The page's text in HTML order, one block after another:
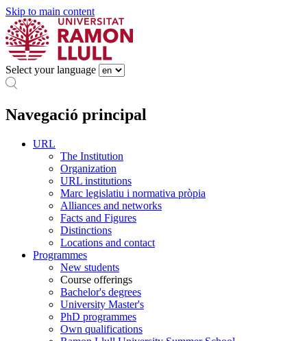
Skip to main content
Select your language
Navegació principal
URL
The Institution
Organization
URL institutions
Marc legislatiu i normativa pròpia
Alliances and networks
Facts and Figures
Distinctions
Locations and contact
Programmes
New students
Course offerings
Bachelor's degrees
University Master's
PhD programmes
Own qualifications